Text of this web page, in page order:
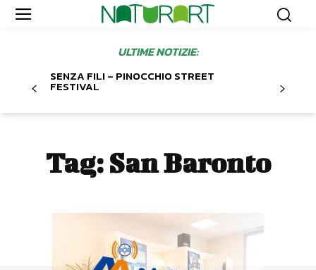
ULTIME NOTIZIE:
SENZA FILI – PINOCCHIO STREET
FESTIVAL
Tag: San Baronto